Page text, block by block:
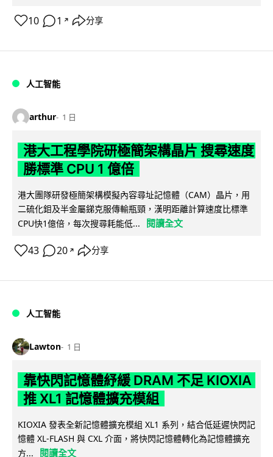
10 1 ↗ 分享
人工智能
arthur 1 日
港大工程學院研極簡架構晶片 搜尋速度
勝標準 CPU 1 億倍
港大團隊研發極簡架構模擬內容尋址記憶體（CAM）晶片，用
二硫化鉬及半金屬銻克服傳輸瓶頸，漢明距離計算速度比標準
CPU快1億倍，每次搜尋耗能低...
閱讀全文
43 20 ↗ 分享
人工智能
Lawton 1 日
靠快閃記憶體紓緩 DRAM 不足 KIOXIA
推 XL1 記憶體擴充模組
KIOXIA 發表全新記憶體擴充模組 XL1 系列，結合低延遲快閃記
憶體 XL-FLASH 與 CXL 介面，將快閃記憶體轉化為記憶體擴充
方...
閱讀全文